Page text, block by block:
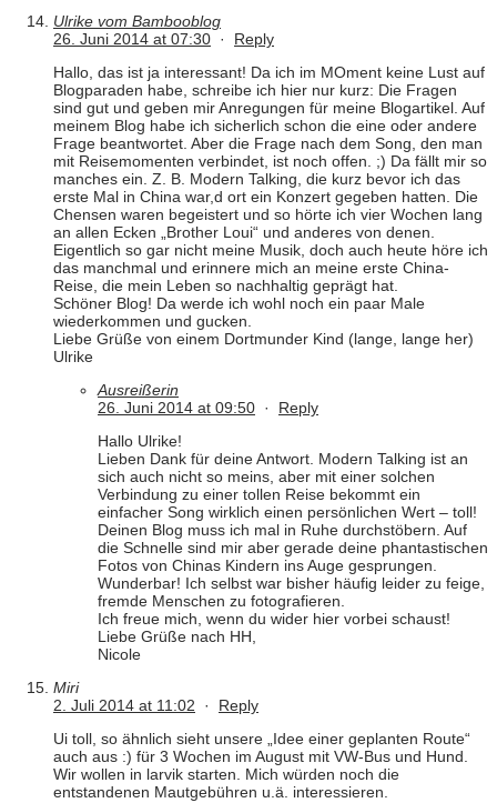
Ulrike vom Bambooblog
26. Juni 2014 at 07:30 · Reply
Hallo, das ist ja interessant! Da ich im MOment keine Lust auf
Blogparaden habe, schreibe ich hier nur kurz: Die Fragen
sind gut und geben mir Anregungen für meine Blogartikel. Auf
meinem Blog habe ich sicherlich schon die eine oder andere
Frage beantwortet. Aber die Frage nach dem Song, den man
mit Reisemomenten verbindet, ist noch offen. ;) Da fällt mir so
manches ein. Z. B. Modern Talking, die kurz bevor ich das
erste Mal in China war,d ort ein Konzert gegeben hatten. Die
Chensen waren begeistert und so hörte ich vier Wochen lang
an allen Ecken „Brother Loui“ und anderes von denen.
Eigentlich so gar nicht meine Musik, doch auch heute höre ich
das manchmal und erinnere mich an meine erste China-
Reise, die mein Leben so nachhaltig geprägt hat.
Schöner Blog! Da werde ich wohl noch ein paar Male
wiederkommen und gucken.
Liebe Grüße von einem Dortmunder Kind (lange, lange her)
Ulrike
Ausreißerin
26. Juni 2014 at 09:50 · Reply
Hallo Ulrike!
Lieben Dank für deine Antwort. Modern Talking ist an
sich auch nicht so meins, aber mit einer solchen
Verbindung zu einer tollen Reise bekommt ein
einfacher Song wirklich einen persönlichen Wert – toll!
Deinen Blog muss ich mal in Ruhe durchstöbern. Auf
die Schnelle sind mir aber gerade deine phantastischen
Fotos von Chinas Kindern ins Auge gesprungen.
Wunderbar! Ich selbst war bisher häufig leider zu feige,
fremde Menschen zu fotografieren.
Ich freue mich, wenn du wider hier vorbei schaust!
Liebe Grüße nach HH,
Nicole
Miri
2. Juli 2014 at 11:02 · Reply
Ui toll, so ähnlich sieht unsere „Idee einer geplanten Route“
auch aus :) für 3 Wochen im August mit VW-Bus und Hund.
Wir wollen in larvik starten. Mich würden noch die
entstandenen Mautgebühren u.ä. interessieren.